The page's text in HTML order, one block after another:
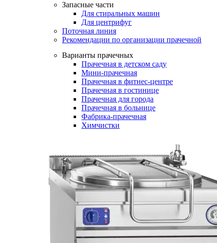
Запасные части
Для стиральных машин
Для центрифуг
Поточная линия
Рекомендации по организации прачечной
Варианты прачечных
Прачечная в детском саду
Мини-прачечная
Прачечная в фитнес-центре
Прачечная в гостинице
Прачечная для города
Прачечная в больнице
Фабрика-прачечная
Химчистки